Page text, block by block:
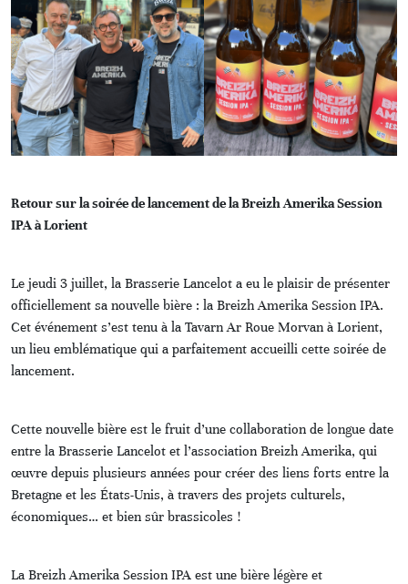
Retour sur la soirée de lancement de la Breizh Amerika Session
IPA à Lorient
Le jeudi 3 juillet, la Brasserie Lancelot a eu le plaisir de présenter
officiellement sa nouvelle bière : la Breizh Amerika Session IPA.
Cet événement s’est tenu à la Tavarn Ar Roue Morvan à Lorient,
un lieu emblématique qui a parfaitement accueilli cette soirée de
lancement.
Cette nouvelle bière est le fruit d’une collaboration de longue date
entre la Brasserie Lancelot et l’association Breizh Amerika, qui
œuvre depuis plusieurs années pour créer des liens forts entre la
Bretagne et les États-Unis, à travers des projets culturels,
économiques… et bien sûr brassicoles !
La Breizh Amerika Session IPA est une bière légère et